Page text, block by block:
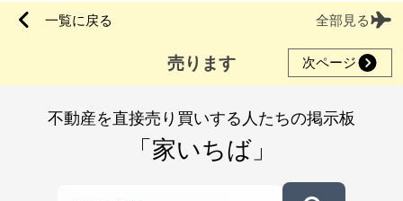
一覧に戻る 全部見る
売ります 次ページ
不動産を直接売り買いする人たちの掲示板
「家いちば」